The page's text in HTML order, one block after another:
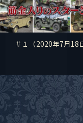
＃１（2020年7月18